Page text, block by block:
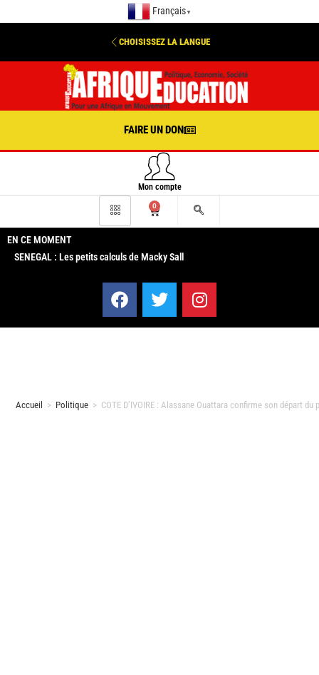
Français ▼
CHOISISSEZ LA LANGUE
FAIRE UN DON
Mon compte
0
EN CE MOMENT
SENEGAL : Les petits calculs de Macky Sall
Accueil > Politique > COTE D’IVOIRE : Alassane Ouattara confirme son départ du